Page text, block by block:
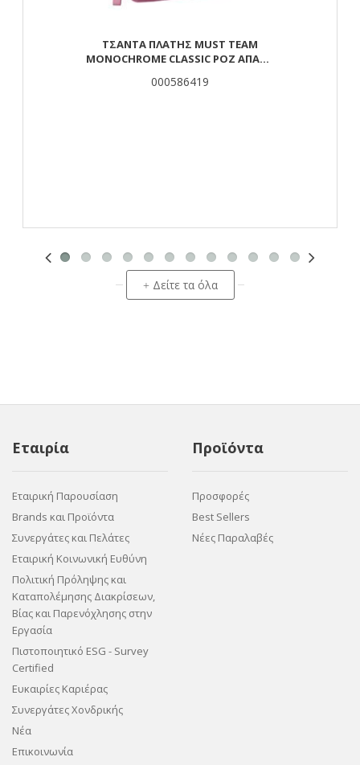
ΤΣΆΝΤΑ ΠΛΆΤΗΣ MUST TEAM
MONOCHROME CLASSIC ΡΟΖ ΑΠΑΛΌ
000586419
+ Δείτε τα όλα
Εταιρία
Εταιρική Παρουσίαση
Brands και Προϊόντα
Συνεργάτες και Πελάτες
Εταιρική Κοινωνική Ευθύνη
Πολιτική Πρόληψης και
Καταπολέμησης Διακρίσεων,
Βίας και Παρενόχλησης στην
Εργασία
Πιστοποιητικό ESG - Survey
Certified
Ευκαιρίες Καριέρας
Συνεργάτες Χονδρικής
Νέα
Επικοινωνία
Προϊόντα
Προσφορές
Best Sellers
Νέες Παραλαβές